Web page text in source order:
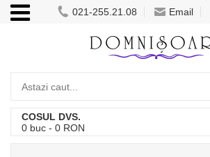
021-255.21.08 Email
COSUL DVS.
0 buc - 0 RON